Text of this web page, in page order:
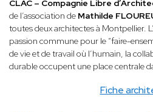
Fiche
CLAC – Compagnie Libre
de l’association de Mathilde
toutes deux architectes à Montpellier.
passion commune pour le “faire-
de vie et de travail où l’humain, la
durable occupent une place centrale